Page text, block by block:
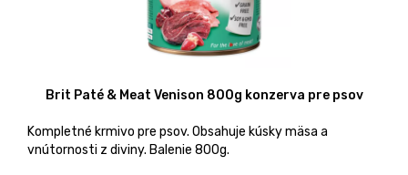
Brit Paté & Meat Venison 800g konzerva pre psov
Kompletné krmivo pre psov. Obsahuje kúsky mäsa a
vnútornosti z diviny. Balenie 800g.